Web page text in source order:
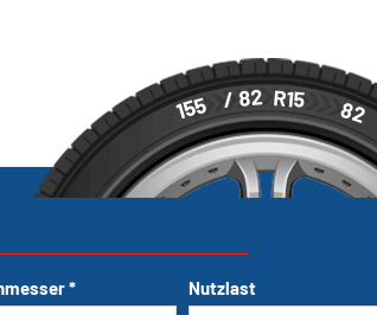
155 / 82 R15 82
* Nutzlast